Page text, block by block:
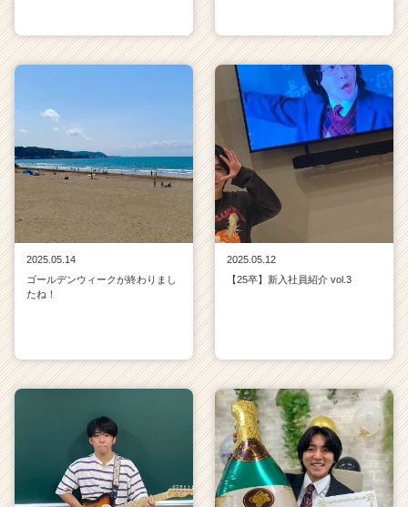
2025.05.14
ゴールデンウィークが終わりまし
たね！
2025.05.12
【25卒】新入社員紹介 vol.3